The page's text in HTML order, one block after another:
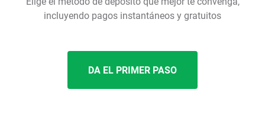
incluyendo pagos instantáneos y gratuitos
DA EL PRIMER PASO